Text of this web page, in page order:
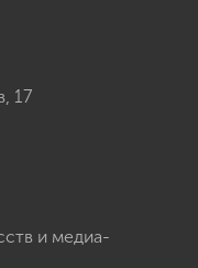
17
и медиа-